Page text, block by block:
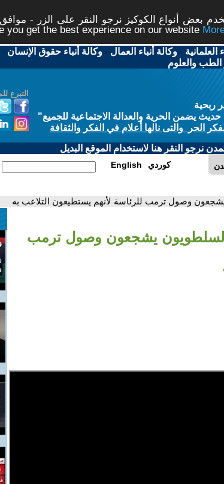
بعض أنواع الكوكيز نرجو النقر على الزر -
you get the best experience on our website
العلمانية -وكالة أنباء العمال -وكالة أنباء حقوق الإنسان -
الطب والعلوم
التبرع
ربحية
يضمن الحرية والعدالة الاجتماعية للجميع"
الحر والتى نالها أعلام في الفكر والثقافة
نرجو النقر هنا لاستخدام الموقع البديل
English كوردي
وصول ترمب للرئاسة لأنهم يستطيعون التلاعب به
يشجعون وصول ترمب